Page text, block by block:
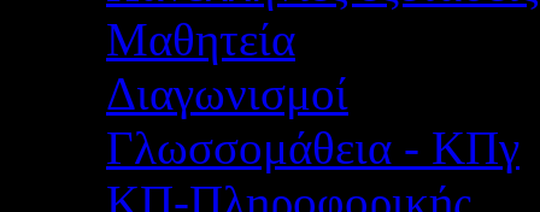
Μαθητεία
Διαγωνισμοί
Γλωσσομάθεια - ΚΠγ
ΚΠ-Πληροφορικής